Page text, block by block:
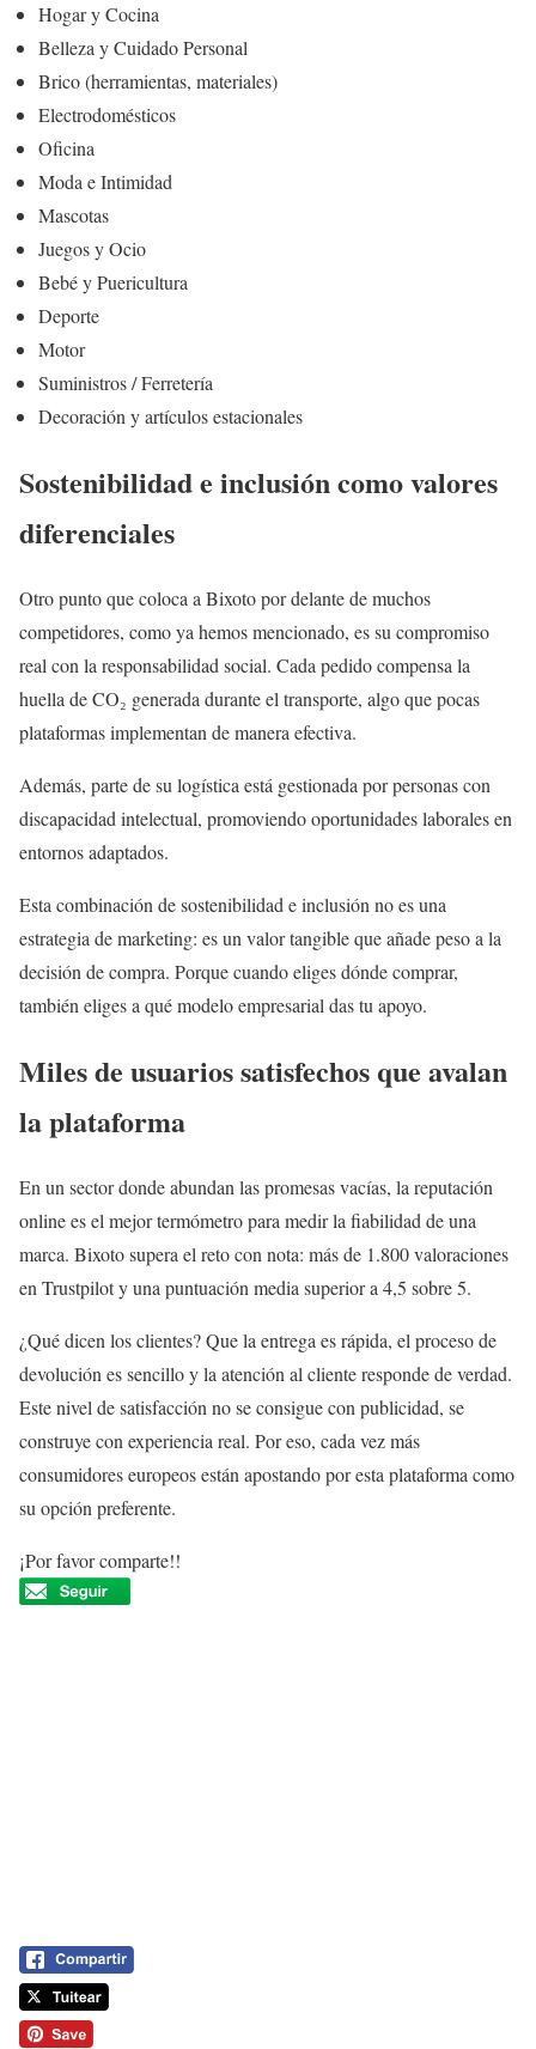
Hogar y Cocina
Belleza y Cuidado Personal
Brico (herramientas, materiales)
Electrodomésticos
Oficina
Moda e Intimidad
Mascotas
Juegos y Ocio
Bebé y Puericultura
Deporte
Motor
Suministros / Ferretería
Decoración y artículos estacionales
Sostenibilidad e inclusión como valores
diferenciales
Otro punto que coloca a Bixoto por delante de muchos
competidores, como ya hemos mencionado, es su compromiso
real con la responsabilidad social. Cada pedido compensa la
huella de CO₂ generada durante el transporte, algo que pocas
plataformas implementan de manera efectiva.
Además, parte de su logística está gestionada por personas con
discapacidad intelectual, promoviendo oportunidades laborales en
entornos adaptados.
Esta combinación de sostenibilidad e inclusión no es una
estrategia de marketing: es un valor tangible que añade peso a la
decisión de compra. Porque cuando eliges dónde comprar,
también eliges a qué modelo empresarial das tu apoyo.
Miles de usuarios satisfechos que avalan
la plataforma
En un sector donde abundan las promesas vacías, la reputación
online es el mejor termómetro para medir la fiabilidad de una
marca. Bixoto supera el reto con nota: más de 1.800 valoraciones
en Trustpilot y una puntuación media superior a 4,5 sobre 5.
¿Qué dicen los clientes? Que la entrega es rápida, el proceso de
devolución es sencillo y la atención al cliente responde de verdad.
Este nivel de satisfacción no se consigue con publicidad, se
construye con experiencia real. Por eso, cada vez más
consumidores europeos están apostando por esta plataforma como
su opción preferente.
¡Por favor comparte!!